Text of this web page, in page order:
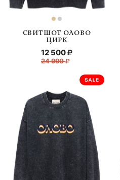
СВИТШОТ ОЛОВО
ЦИРК
24 990
12 500